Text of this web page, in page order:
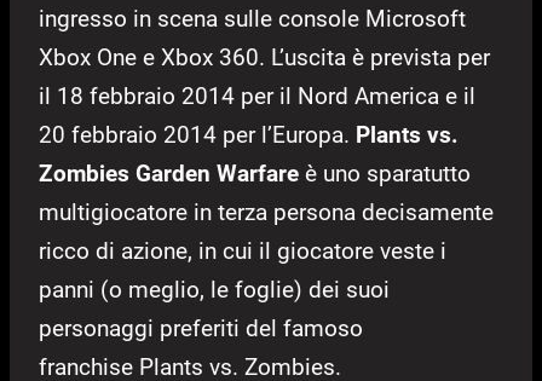
ingresso in scena sulle console Microsoft
Xbox One e Xbox 360. L’uscita è prevista per
il 18 febbraio 2014 per il Nord America e il
20 febbraio 2014 per l’Europa. Plants vs.
Zombies Garden Warfare è uno sparatutto
multigiocatore in terza persona decisamente
ricco di azione, in cui il giocatore veste i
panni (o meglio, le foglie) dei suoi
personaggi preferiti del famoso
franchise Plants vs. Zombies.